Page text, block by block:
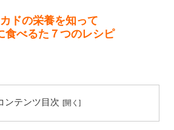
ドの栄養を知って
食べるた７つのレシピ
ンテンツ目次